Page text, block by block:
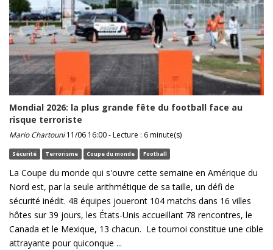
Mondial 2026: la plus grande fête du football face au
risque terroriste
Mario Chartouni11/06 16:00 - Lecture : 6 minute(s)
Sécurité Terrorisme Coupe du monde Football
La Coupe du monde qui s'ouvre cette semaine en Amérique du
Nord est, par la seule arithmétique de sa taille, un défi de
sécurité inédit. 48 équipes joueront 104 matchs dans 16 villes
hôtes sur 39 jours, les États-Unis accueillant 78 rencontres, le
Canada et le Mexique, 13 chacun. Le tournoi constitue une cible
attrayante pour quiconque ...